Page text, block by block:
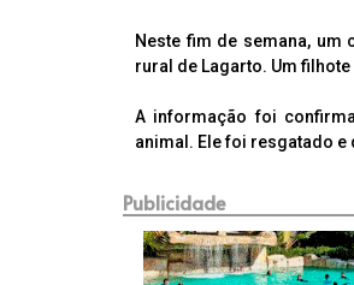
Neste fim de semana,
rural de Lagarto. Um
A informação foi
animal. Ele foi resgatado e
Publicidade